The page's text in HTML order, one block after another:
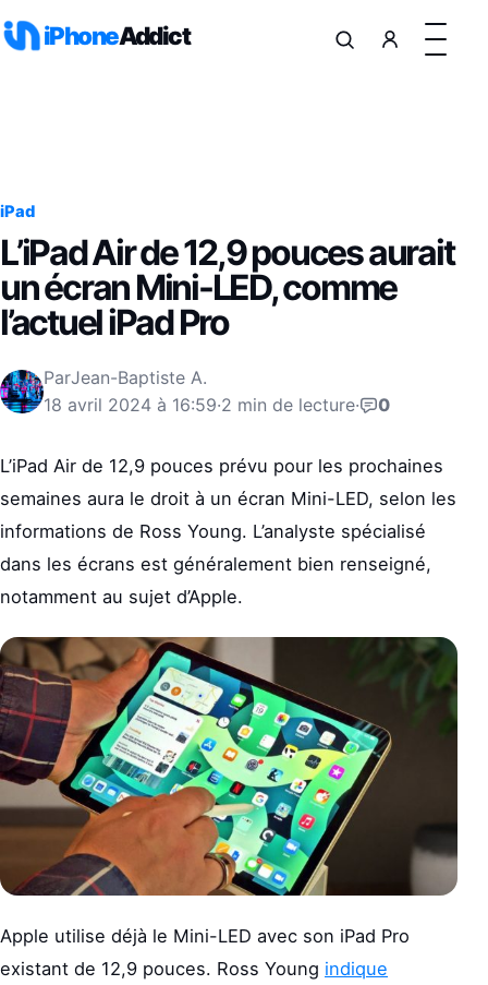
iPhoneAddict
iPad
L’iPad Air de 12,9 pouces aurait
un écran Mini-LED, comme
l’actuel iPad Pro
ParJean-Baptiste A.
18 avril 2024 à 16:59·2 min de lecture· 0
L’iPad Air de 12,9 pouces prévu pour les prochaines
semaines aura le droit à un écran Mini-LED, selon les
informations de Ross Young. L’analyste spécialisé
dans les écrans est généralement bien renseigné,
notamment au sujet d’Apple.
Apple utilise déjà le Mini-LED avec son iPad Pro
existant de 12,9 pouces. Ross Young indique